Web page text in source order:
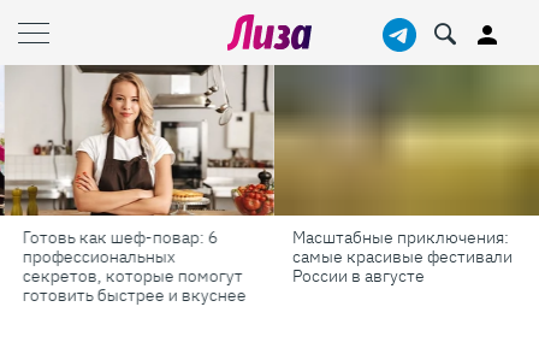
Масштабные приключения:
самые красивые фестивали
России в августе
Продукты против бадов:
реально работает для
красоты и здоровья